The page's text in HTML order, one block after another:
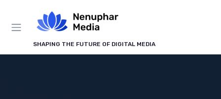
SHAPING THE FUTURE OF DIGITAL MEDIA